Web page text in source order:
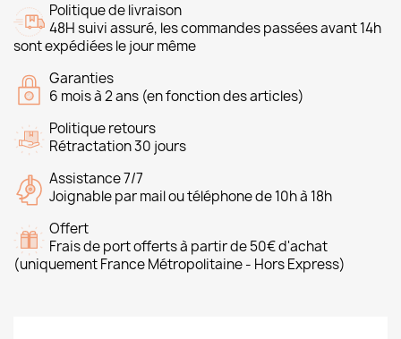
Politique de livraison
48H suivi assuré, les commandes passées avant 14h
sont expédiées le jour même
Garanties
6 mois à 2 ans (en fonction des articles)
Politique retours
Rétractation 30 jours
Assistance 7/7
Joignable par mail ou téléphone de 10h à 18h
Offert
Frais de port offerts à partir de 50€ d'achat
(uniquement France Métropolitaine - Hors Express)